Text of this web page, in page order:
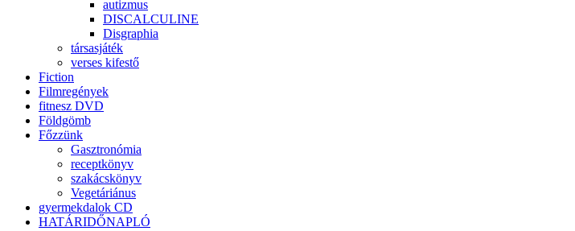
autizmus
DISCALCULINE
Disgraphia
társasjáték
verses kifestő
Fiction
Filmregények
fitnesz DVD
Földgömb
Főzzünk
Gasztronómia
receptkönyv
szakácskönyv
Vegetáriánus
gyermekdalok CD
HATÁRIDŐNAPLÓ